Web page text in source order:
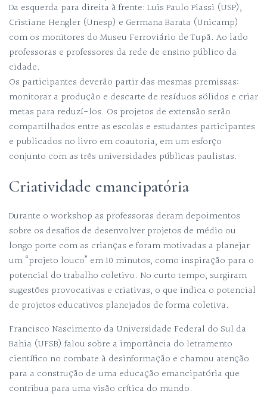
Da esquerda para direita à frente: Luis Paulo Piassi (USP),
Cristiane Hengler (Unesp) e Germana Barata (Unicamp)
com os monitores do Museu Ferroviário de Tupã. Ao lado
professoras e professores da rede de ensino público da
cidade.
Os participantes deverão partir das mesmas premissas:
monitorar a produção e descarte de resíduos sólidos e criar
metas para reduzí-los. Os projetos de extensão serão
compartilhados entre as escolas e estudantes participantes
e publicados no livro em coautoria, em um esforço
conjunto com as três universidades públicas paulistas.
Criatividade emancipatória
Durante o workshop as professoras deram depoimentos
sobre os desafios de desenvolver projetos de médio ou
longo porte com as crianças e foram motivadas a planejar
um “projeto louco” em 10 minutos, como inspiração para o
potencial do trabalho coletivo. No curto tempo, surgiram
sugestões provocativas e criativas, o que indica o potencial
de projetos educativos planejados de forma coletiva.
Francisco Nascimento da Universidade Federal do Sul da
Bahia (UFSB) falou sobre a importância do letramento
científico no combate à desinformação e chamou atenção
para a construção de uma educação emancipatória que
contribua para uma visão crítica do mundo.